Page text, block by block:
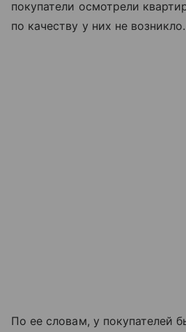
покупатели осмотрели
по качеству у них не возникло.
По ее словам, у покупателей